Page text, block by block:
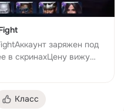
заряжен под
в скринахЦену вижу
- https://vk.com/sasukajan
Класс